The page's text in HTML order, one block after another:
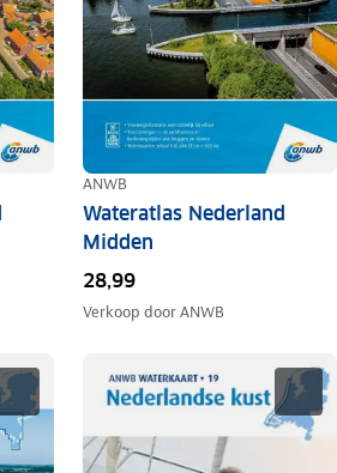
ANWB
Wateratlas Nederland
Midden
28,99
Verkoop doorANWB